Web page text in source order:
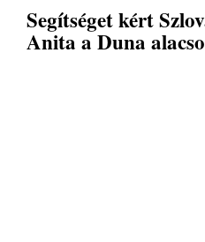
Segítséget kért
Anita a Duna